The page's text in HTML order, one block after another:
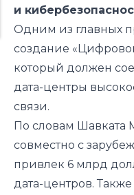
и
Одним из главных
создание
который должен
дата-центры
связи.
По словам Шавката
совместно с
привлек 6 млрд
дата-центров.